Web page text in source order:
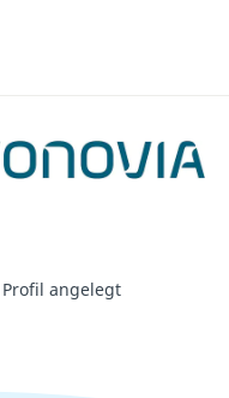
angelegt